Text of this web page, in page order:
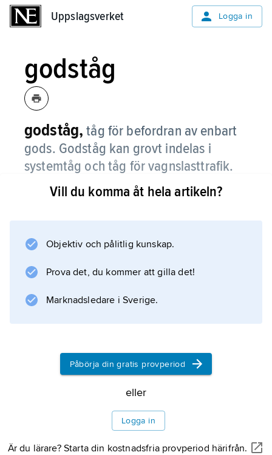
Uppslagsverket Logga in
godståg
godståg, tåg för befordran av enbart
gods. Godståg kan grovt indelas i
systemtåg och tåg för vagnslasttrafik.
Systemtåg
rangeringar; de mest renodlade systemtågen
vagnslasttrafik kan delas upp i
matartåg
, från kundernas lastningsplatser till
mellan rangerbangårdar. I Sverige
förekommer inte längre styckegodstrafik
Vill du komma åt hela artikeln?
Objektiv och pålitlig kunskap.
Prova det, du kommer att gilla det!
Marknadsledare i Sverige.
Påbörja din gratis provperiod
eller
Logga in
Är du lärare? Starta din kostnadsfria provperiod härifrån.